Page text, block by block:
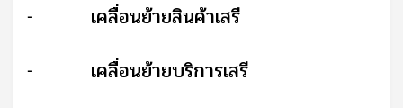
- เคลื่อนย้ายสินค้าเสรี
- เคลื่อนย้ายบริการเสรี